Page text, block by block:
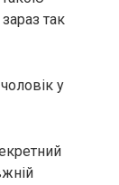
так
у